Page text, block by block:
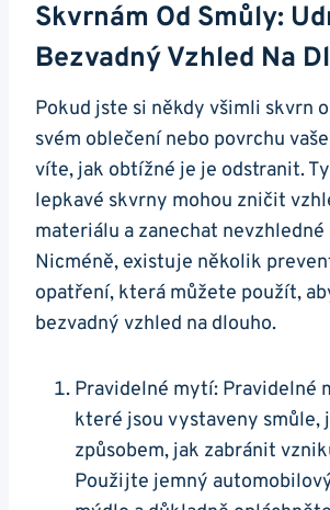
Skvrnám Od Smůly:
Bezvadný Vzhled Na
Pokud jste si někdy všimli skvrn
svém oblečení nebo povrchu
víte, jak obtížné je je odstranit.
lepkavé skvrny mohou zničit
materiálu a zanechat nevzhledné
Nicméně, existuje několik
opatření, která můžete použít,
bezvadný vzhled na dlouho.
Pravidelné mytí: Pravidelné
které jsou vystaveny smůle,
způsobem, jak zabránit
Použijte jemný